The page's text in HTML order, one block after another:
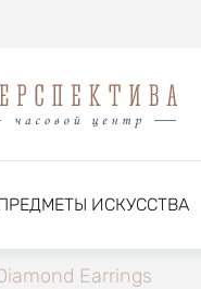
ИСКУССТВА
Earrings